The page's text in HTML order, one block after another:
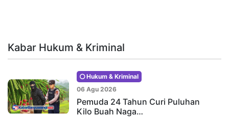
Kabar Hukum & Kriminal
Hukum & Kriminal
06 Agu 2026
Pemuda 24 Tahun Curi Puluhan
Kilo Buah Naga…